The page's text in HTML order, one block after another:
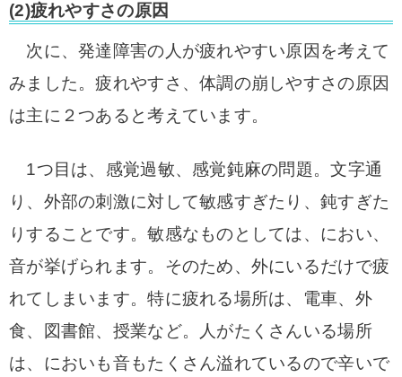
(2)疲れやすさの原因
次に、発達障害の人が疲れやすい原因を考えて
みました。疲れやすさ、体調の崩しやすさの原因
は主に２つあると考えています。
1つ目は、感覚過敏、感覚鈍麻の問題。文字通
り、外部の刺激に対して敏感すぎたり、鈍すぎた
りすることです。敏感なものとしては、におい、
音が挙げられます。そのため、外にいるだけで疲
れてしまいます。特に疲れる場所は、電車、外
食、図書館、授業など。人がたくさんいる場所
は、においも音もたくさん溢れているので辛いで